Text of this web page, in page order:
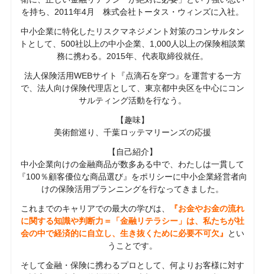
を持ち、2011年4月 株式会社トータス・ウィンズに入社。
中小企業に特化したリスクマネジメント対策のコンサルタン
トとして、500社以上の中小企業、1,000人以上の保険相談業
務に携わる。2015年、代表取締役就任。
法人保険活用WEBサイト『点滴石を穿つ』を運営する一方
で、法人向け保険代理店として、東京都中央区を中心にコン
サルティング活動を行なう。
【趣味】
美術館巡り、千葉ロッテマリーンズの応援
【自己紹介】
中小企業向けの金融商品が数多ある中で、わたしは一貫して
『100％顧客優位な商品選び』をポリシーに中小企業経営者向
けの保険活用プランニングを行なってきました。
これまでのキャリアでの最大の学びは、
『お金やお金の流れ
に関する知識や判断力＝「金融リテラシー」は、私たちが社
会の中で経済的に自立し、生き抜くために必要不可欠』
とい
うことです。
そして金融・保険に携わるプロとして、何よりお客様に対す